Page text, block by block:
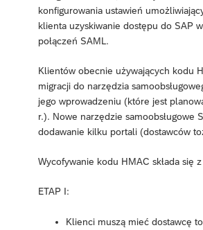
konfigurowania ustawień
klienta uzyskiwanie dostępu do SAP
połączeń SAML.
Klientów obecnie używających kodu
migracji do narzędzia
jego wprowadzeniu (które jest
r.). Nowe narzędzie samoobsługowe
dodawanie kilku portali (dostawców
Wycofywanie kodu HMAC składa się
ETAP I:
Klienci muszą mieć dostawcę